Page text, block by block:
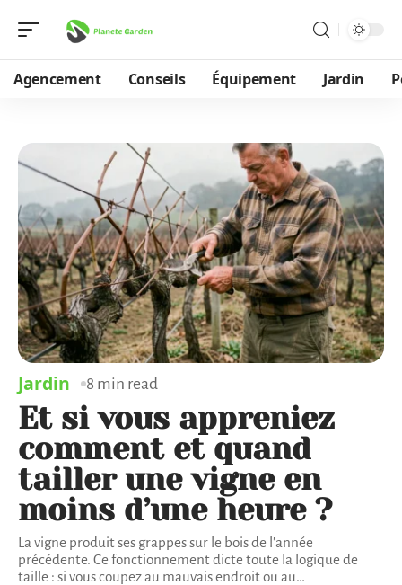
Agencement Conseils Équipement Jardin
Jardin 8 min read
Et si vous appreniez
comment et quand
tailler une vigne en
moins d’une heure ?
La vigne produit ses grappes sur le bois de l'année
précédente. Ce fonctionnement dicte toute la logique de
taille : si vous coupez au mauvais endroit ou au…